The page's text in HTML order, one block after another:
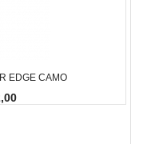
EDGE CAMO